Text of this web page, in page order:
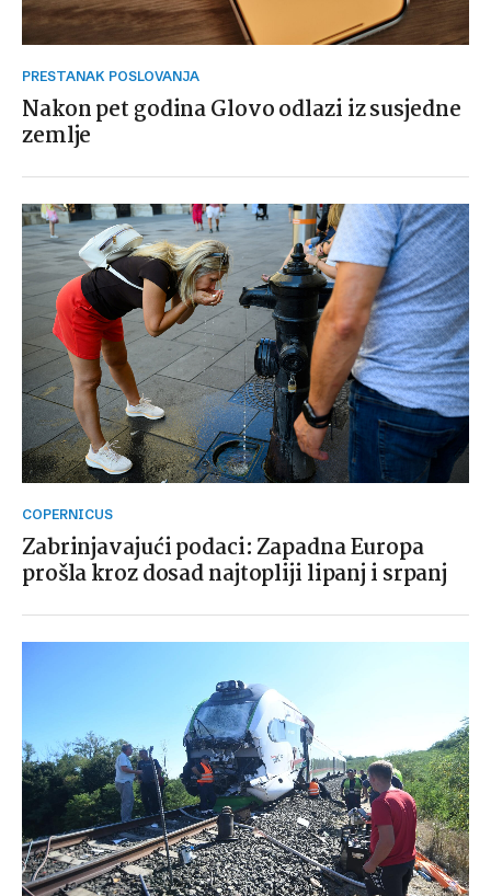
PRESTANAK POSLOVANJA
Nakon pet godina Glovo odlazi iz susjedne
zemlje
COPERNICUS
Zabrinjavajući podaci: Zapadna Europa
prošla kroz dosad najtopliji lipanj i srpanj